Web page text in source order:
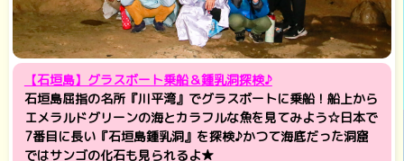
【石垣島】グラスボート乗船＆鍾乳洞探検♪
石垣島屈指の名所『川平湾』でグラスボートに乗船！船上から
エメラルドグリーンの海とカラフルな魚を見てみよう☆日本で
7番目に長い『石垣島鍾乳洞』を探検♪かつて海底だった洞窟
ではサンゴの化石も見られるよ★